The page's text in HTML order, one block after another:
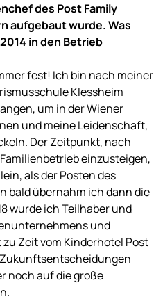
des Post Family
aufgebaut wurde. Was
in den Betrieb
fest! Ich bin nach meiner
Klessheim
um in der Wiener
und meine Leidenschaft,
Der Zeitpunkt, nach
einzusteigen,
als der Posten des
bald übernahm ich dann die
wurde ich Teilhaber und
und
Zeit vom Kinderhotel Post
Zukunftsentscheidungen
noch auf die große